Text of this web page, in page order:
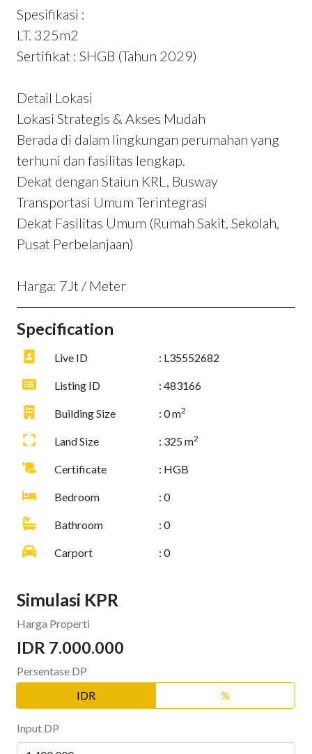
Spesifikasi :
LT. 325m2
Sertifikat : SHGB (Tahun 2029)
Detail Lokasi
Lokasi Strategis & Akses Mudah
Berada di dalam lingkungan perumahan yang
terhuni dan fasilitas lengkap.
Dekat dengan Staiun KRL, Busway
Transportasi Umum Terintegrasi
Dekat Fasilitas Umum (Rumah Sakit, Sekolah,
Pusat Perbelanjaan)
Harga: 7Jt / Meter
Specification
Live ID : L35552682
Listing ID : 483166
Building Size : 0 m2
Land Size : 325 m2
Certificate : HGB
Bedroom : 0
Bathroom : 0
Carport : 0
Simulasi KPR
Harga Properti
IDR 7.000.000
Persentase DP
IDR
%
Input DP